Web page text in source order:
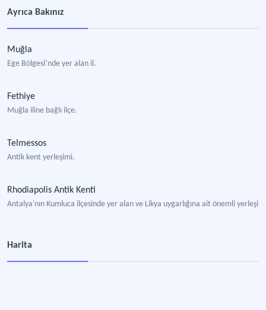
Ayrıca Bakınız
Muğla
Ege Bölgesi’nde yer alan il.
Fethiye
Muğla iline bağlı ilçe.
Telmessos
Antik kent yerleşimi.
Rhodiapolis Antik Kenti
Antalya'nın Kumluca ilçesinde yer alan ve Likya uygarlığına ait önemli
Harita